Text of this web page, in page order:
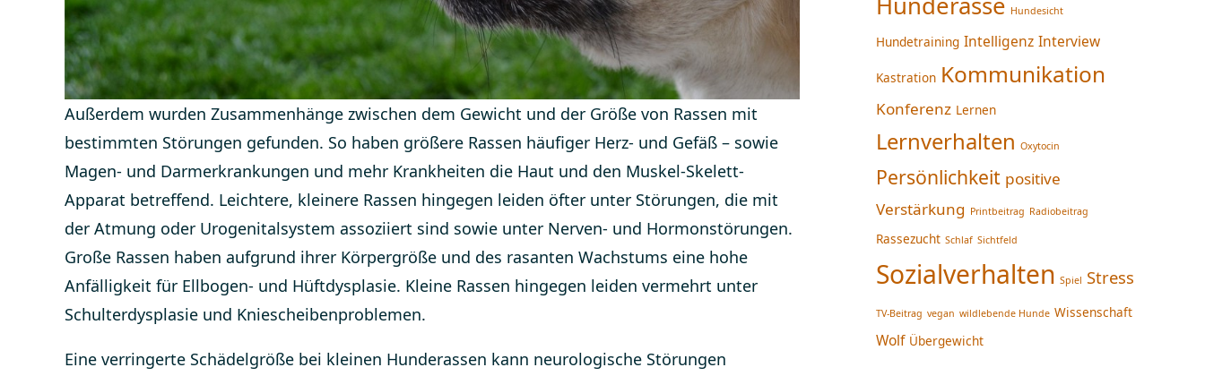
Außerdem wurden Zusammenhänge zwischen dem Gewicht und der Größe von Rassen mit
bestimmten Störungen gefunden. So haben größere Rassen häufiger Herz- und Gefäß – sowie
Magen- und Darmerkrankungen und mehr Krankheiten die Haut und den Muskel-Skelett-
Apparat betreffend. Leichtere, kleinere Rassen hingegen leiden öfter unter Störungen, die mit
der Atmung oder Urogenitalsystem assoziiert sind sowie unter Nerven- und Hormonstörungen.
Große Rassen haben aufgrund ihrer Körpergröße und des rasanten Wachstums eine hohe
Anfälligkeit für Ellbogen- und Hüftdysplasie. Kleine Rassen hingegen leiden vermehrt unter
Schulterdysplasie und Kniescheibenproblemen.
Eine verringerte Schädelgröße bei kleinen Hunderassen kann neurologische Störungen
Hundesicht
Hundetraining Intelligenz Interview
Kastration Kommunikation
Konferenz Lernen
Lernverhalten Oxytocin
Persönlichkeit positive
Verstärkung Printbeitrag Radiobeitrag
Rassezucht Schlaf Sichtfeld
Sozialverhalten Spiel Stress
TV-Beitrag vegan wildlebende Hunde Wissenschaft
Wolf Übergewicht